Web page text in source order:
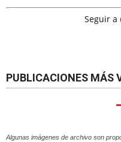
Seguir a
PUBLICACIONES MÁS
Algunas imágenes de archivo son